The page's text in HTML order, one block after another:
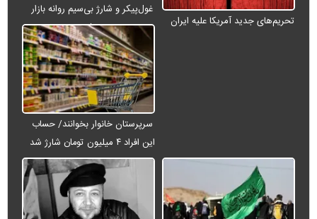
تحریم‌های جدید آمریکا علیه ایران
غول‌پیکر و شارژ بی‌سیم روانه بازار
می‌شود
سرپرستان خانوار بخوانند/ حساب
این افراد ۴ میلیون تومان شارژ شد